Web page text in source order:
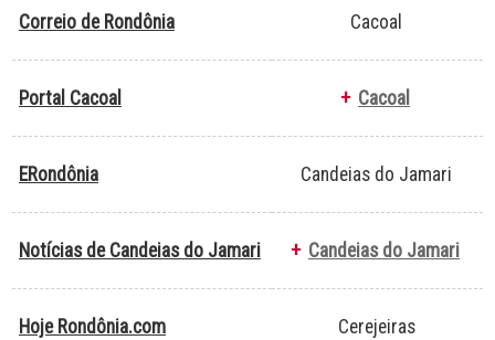
Correio de Rondônia Cacoal
Portal Cacoal + Cacoal
ERondônia Candeias do Jamari
Notícias de Candeias do Jamari + Candeias do Jamari
Hoje Rondônia.com Cerejeiras